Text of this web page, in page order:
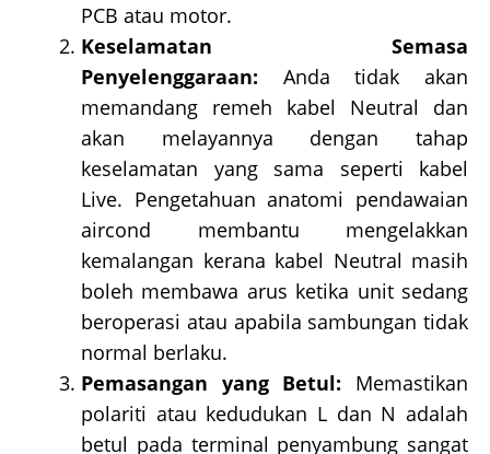
PCB atau motor.
Keselamatan Semasa
Penyelenggaraan: Anda tidak akan
memandang remeh kabel Neutral dan
akan melayannya dengan tahap
keselamatan yang sama seperti kabel
Live. Pengetahuan anatomi pendawaian
aircond membantu mengelakkan
kemalangan kerana kabel Neutral masih
boleh membawa arus ketika unit sedang
beroperasi atau apabila sambungan tidak
normal berlaku.
Pemasangan yang Betul: Memastikan
polariti atau kedudukan L dan N adalah
betul pada terminal penyambung sangat